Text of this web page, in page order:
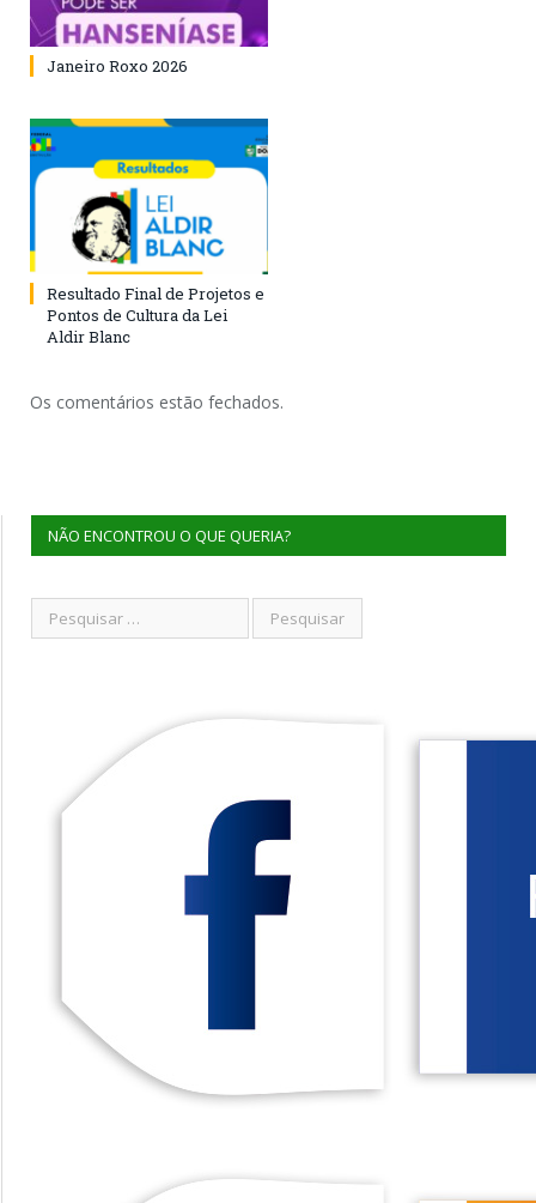
Janeiro Roxo 2026
Resultado Final de Projetos e
Pontos de Cultura da Lei
Aldir Blanc
Os comentários estão fechados.
NÃO ENCONTROU O QUE QUERIA?